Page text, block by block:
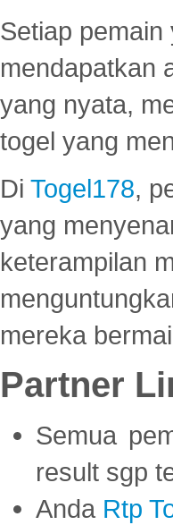
Setiap pemain
mendapatkan
yang nyata,
togel yang
Di Togel178,
yang
keterampilan
mereka
Partner
Semua
result sgp
Anda Rtp